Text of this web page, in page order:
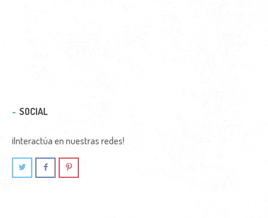
SOCIAL
¡Interactúa en nuestras redes!